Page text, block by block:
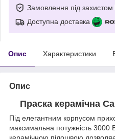
Замовлення під захистом
Доступна доставка
Опис Характеристики
Опис
Праска керамічна
Під елегантним корпусом
максимальна потужність 3000
керамічною підошвою